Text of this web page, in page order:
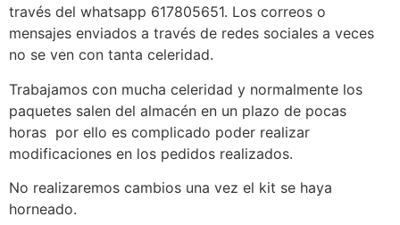
través del whatsapp 617805651. Los correos o
mensajes enviados a través de redes sociales a veces
no se ven con tanta celeridad.
Trabajamos con mucha celeridad y normalmente los
paquetes salen del almacén en un plazo de pocas
horas por ello es complicado poder realizar
modificaciones en los pedidos realizados.
No realizaremos cambios una vez el kit se haya
horneado.